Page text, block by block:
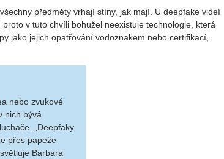
předměty vrhají stíny, jak mají. U deepfake videí
v tuto chvíli bohužel neexistuje technologie, která
jako jejich opatřování vodoznakem nebo certifikací,
nebo zvukové
nich bývá
„Deepfaky
přes papeže
Barbara